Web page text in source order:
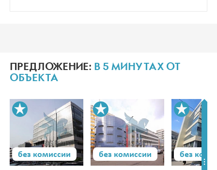
ПРЕДЛОЖЕНИЕ: В 5 МИНУТАХ ОТ
ОБЪЕКТА
без комиссии без комиссии без